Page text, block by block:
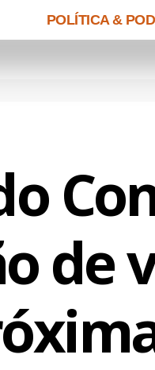
POLÍTICA &
de